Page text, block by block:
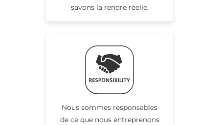
savons la rendre réelle.
Nous sommes responsables
de ce que nous entreprenons